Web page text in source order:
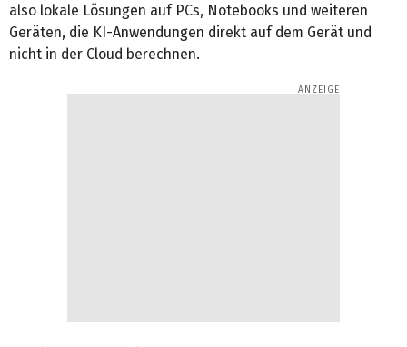
also lokale Lösungen auf PCs, Notebooks und weiteren
Geräten, die KI-Anwendungen direkt auf dem Gerät und
nicht in der Cloud berechnen.